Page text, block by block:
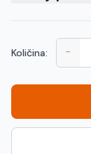
Količina: -